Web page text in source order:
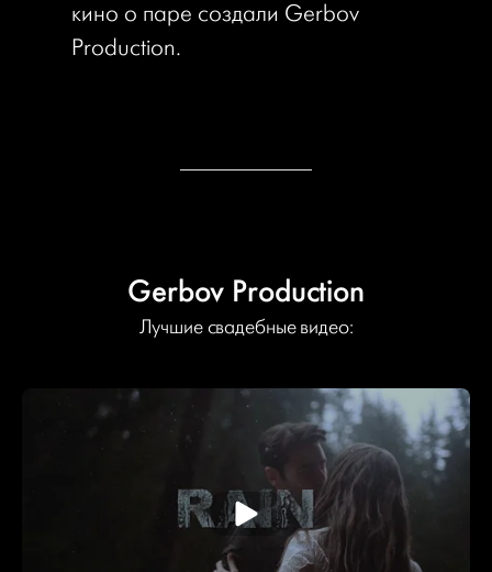
кино о паре создали Gerbov
Production.
Gerbov Production
Лучшие свадебные видео: